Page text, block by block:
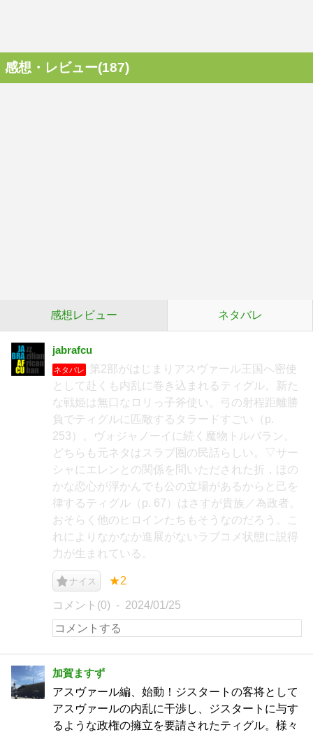
感想・レビュー(187)
感想レビュー ネタバレ
jabrafcu
ネタバレ
第2部がはじまりアスヴァール王国へ密使
として赴くも内乱に巻き込まれるティグル。新た
な戦姫は無口なロリっ子斧使い。弓の射程距離勝
負でティグルに匹敵するタラードすごい（p.
253）。ヴォジャノーイに続く魔物トルバラン。
どちらも元ネタはスラブ圏の民話らしい。▽サー
シャにエレンとの関係を問いただされた折，ほの
かな恋心が浮かんでも公の立場があるからと己を
律するティグル（p. 67）はさすが貴族／為政者。
おそらく他のヒロインたちもそうなのだろう。こ
れによりなかなか進展がないラブコメ状態に説得
力が生まれている。
ナイス ★2
コメント(0) 2024/01/25
加賀ますず
アスヴァール編、始動！ジスタートの客将として
アスヴァールの内乱に干渉し、ジスタートに与す
るような政権の擁立を要請されたティグル。様々